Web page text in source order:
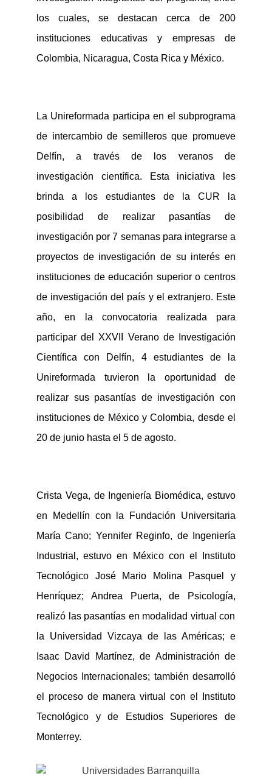
los cuales, se destacan cerca de 200
instituciones educativas y empresas de
Colombia, Nicaragua, Costa Rica y México.
La Unireformada participa en el subprograma
de intercambio de semilleros que promueve
Delfín, a través de los veranos de
investigación científica. Esta iniciativa les
brinda a los estudiantes de la CUR
la
posibilidad de realizar pasantías de
investigación por 7 semanas para integrarse a
proyectos de investigación de su interés en
instituciones de educación superior o centros
de investigación del país y el extranjero. Este
año,en la convocatoria realizada para
participar del XXVII Verano de Investigación
Científica con Delfín, 4 estudiantes de la
Unireformada tuvieron la oportunidad de
realizar sus pasantías de investigación con
instituciones de México y Colombia, desde el
20 de junio hasta el 5 de agosto.
Crista Vega, de Ingeniería Biomédica, estuvo
en Medellín con la Fundación Universitaria
María Cano; Yennifer Reginfo, de Ingeniería
Industrial , estuvo en México con el Instituto
Tecnológico José Mario Molina Pasquel y
Henríquez; Andrea Puerta,
de Psicología,
realizó las pasantías en modalidad virtual con
la Universidad Vizcaya de las Américas; e
Isaac David Martínez,de Administración de
Negocios Internacionales; también desarrolló
el proceso de manera virtual con el Instituto
Tecnológico y de Estudios Superiores de
Monterrey.